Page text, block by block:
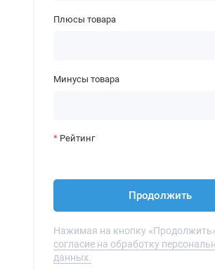
Плюсы товара
Минусы товара
Рейтинг
Продолжить
Нажимая на кнопку
согласие на обработку
данных.